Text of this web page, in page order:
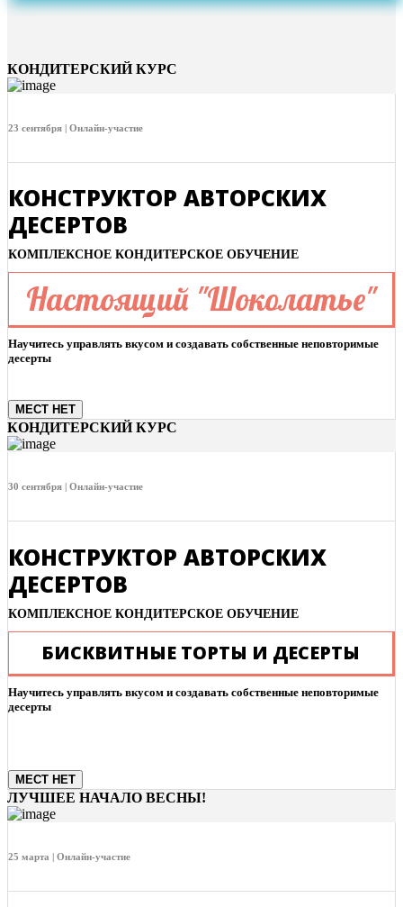
КОНДИТЕРСКИЙ КУРС
23 сентября | Онлайн-участие
КОНСТРУКТОР АВТОРСКИХ
ДЕСЕРТОВ
КОМПЛЕКСНОЕ КОНДИТЕРСКОЕ ОБУЧЕНИЕ
Настоящий "Шоколатье"
Научитесь управлять вкусом и создавать собственные неповторимые
десерты
МЕСТ НЕТ
КОНДИТЕРСКИЙ КУРС
30 сентября | Онлайн-участие
КОНСТРУКТОР АВТОРСКИХ
ДЕСЕРТОВ
КОМПЛЕКСНОЕ КОНДИТЕРСКОЕ ОБУЧЕНИЕ
БИСКВИТНЫЕ ТОРТЫ И ДЕСЕРТЫ
Научитесь управлять вкусом и создавать собственные неповторимые
десерты
МЕСТ НЕТ
ЛУЧШЕЕ НАЧАЛО ВЕСНЫ!
25 марта | Онлайн-участие